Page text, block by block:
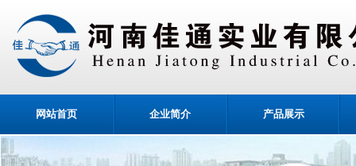
网站首页 企业简介 产品展示